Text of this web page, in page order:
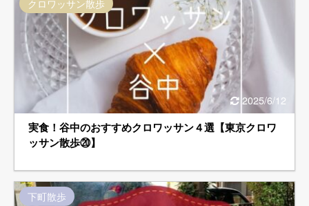
2025/6/12
クロワッサン散歩
実食！谷中のおすすめクロワッサン４選【東京クロワ
ッサン散歩⑳】
下町散歩